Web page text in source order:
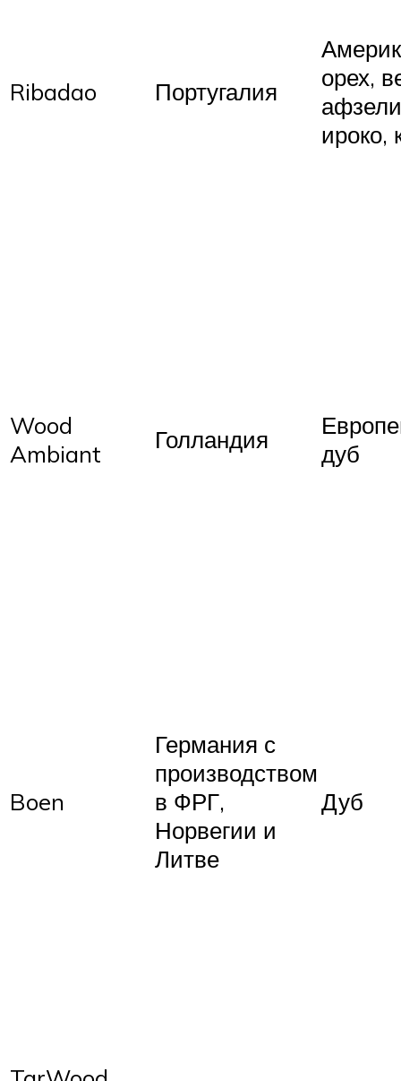
Ribadao Португалия
орех,
ироко,
Wood
Ambiant
Голландия
дуб
Boen
Германия с
производством
в ФРГ,
Норвегии и
Литве
Дуб